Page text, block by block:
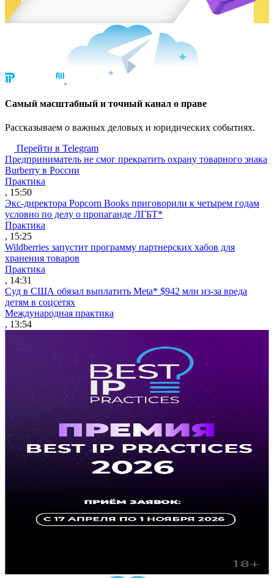
Cамый масштабный и точный канал о праве
Рассказываем о важных деловых и юридических событиях.
Перейти в Telegram
Предприниматель не смог прекратить охрану товарного знака
Burberry в России
Практика
, 15:50
Экс-директора Popcorn Books приговорили к четырем годам
условно по делу о пропаганде ЛГБТ*
Практика
, 15:25
Wildberries запустит программу партнерских хабов для
хранения товаров
Практика
, 14:31
Суд в США обязал выплатить Meta* $942 млн из-за вреда
детям в соцсетях
Международная практика
, 13:54